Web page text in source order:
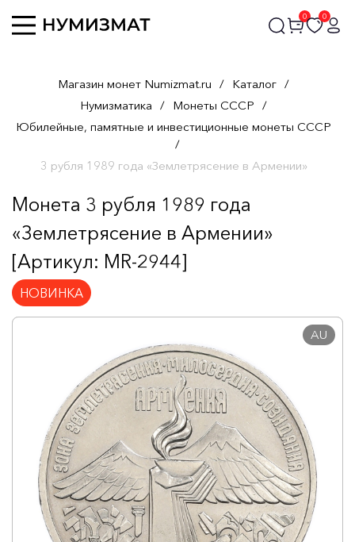
0 0
Магазин монет Numizmat.ru / Каталог /
Нумизматика / Монеты СССР /
Юбилейные, памятные и инвестиционные монеты СССР
/
3 рубля 1989 года «Землетрясение в Армении»
Монета 3 рубля 1989 года
«Землетрясение в Армении»
[Артикул: MR-2944]
НОВИНКА
AU